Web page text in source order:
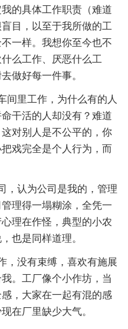
的具体工作职责（难道
目，以至于我所做的工
一样。我想你至今也不
么工作、厌恶什么工
做好每一件事。
间里工作，为什么有的人
干活的人却没有？难道
对别人是不公平的，你
戏完全是个人行为，而
，认为公司是我的，管理
理得一塌糊涂，全凭一
理在作怪，典型的小农
也是同样道理。
，没有束缚，喜欢有施展
。工厂像个小作坊，当
，大家在一起有混的感
在厂里缺少大气。